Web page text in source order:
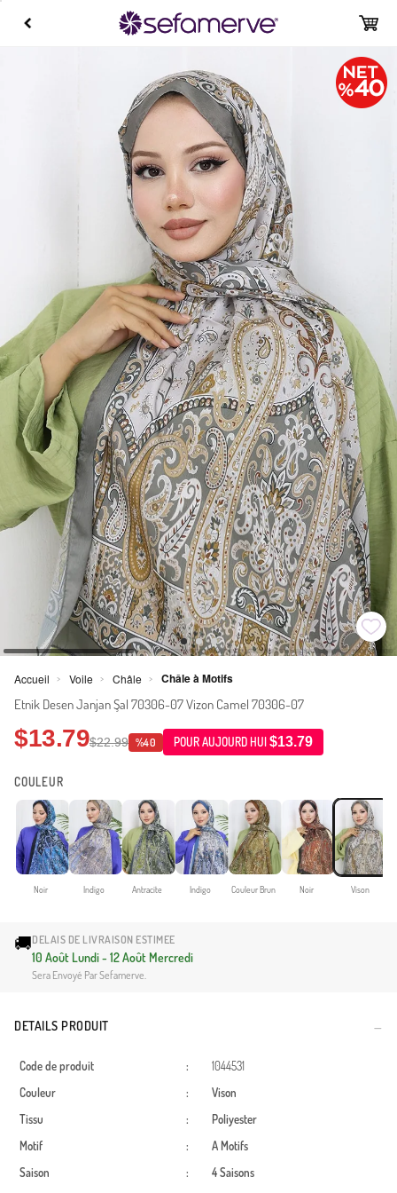
Accueil > Voile > Châle > Châle à Motifs
Etnik Desen Janjan Şal 70306-07 Vizon Camel 70306-07
$13.79$22.99 %40 POUR AUJOURD HUI $13.79
COULEUR
Noir Indigo Antracite Indigo Couleur Brun Noir Vison
🚚DELAIS DE LIVRAISON ESTIMEE
10 Août Lundi - 12 Août Mercredi
Sera Envoyé Par Sefamerve.
DETAILS PRODUIT
Code de produit :
1044531
Couleur
:
Vison
Tissu
:
Poliyester
Motif
:
A Motifs
Saison
:
4 Saisons